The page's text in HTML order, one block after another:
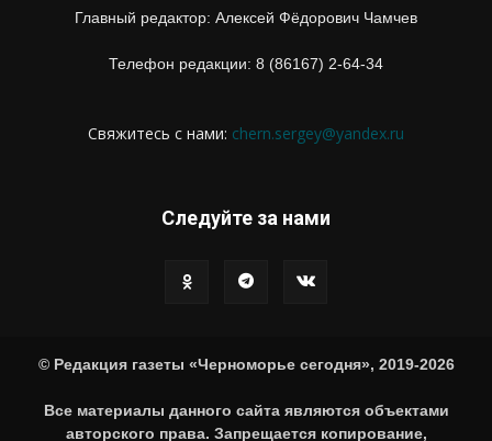
Главный редактор: Алексей Фёдорович Чамчев
Телефон редакции: 8 (86167) 2-64-34
Свяжитесь с нами: chern.sergey@yandex.ru
Следуйте за нами
© Редакция газеты «Черноморье сегодня», 2019-2026
Все материалы данного сайта являются объектами
авторского права. Запрещается копирование,